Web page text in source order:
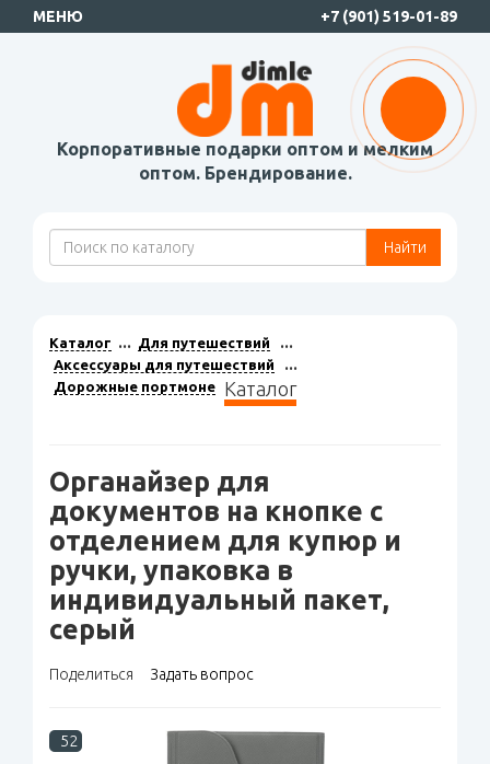
МЕНЮ +7 (901) 519-01-89
Корпоративные подарки оптом и мелким
оптом. Брендирование.
Найти
Каталог
Для путешествий
Аксессуары для путешествий
Дорожные портмоне
Каталог
Органайзер для
документов на кнопке с
отделением для купюр и
ручки, упаковка в
индивидуальный пакет,
серый
Поделиться Задать вопрос
52